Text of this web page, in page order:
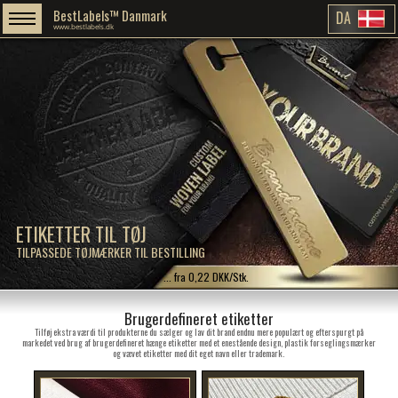
ETIKETTER TIL TØJ
TILPASSEDE TØJMÆRKER TIL BESTILLING
BestLabels™ Danmark
www.bestlabels.dk DA
... fra 0,22 DKK/Stk.
Brugerdefineret etiketter
Tilføj ekstra værdi til produkterne du sælger og lav dit brand endnu mere populært og efterspurgt på
markedet ved brug af brugerdefineret hænge etiketter med et enestående design, plastik forseglingsmærker
og vævet etiketter med dit eget navn eller trademark.